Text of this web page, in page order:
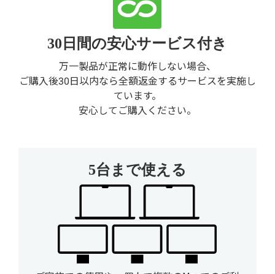
30日間の安心サービス付き
万一製品が正常に動作しない場合、
ご購入後30日以内なら全額返金するサービスを実施し
ています。
安心してご購入ください。
5台まで使える